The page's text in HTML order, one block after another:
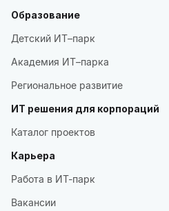
Образование
Детский ИТ–парк
Академия ИТ–парка
Региональное развитие
ИТ решения для корпораций
Каталог проектов
Карьера
Работа в ИТ-парк
Вакансии